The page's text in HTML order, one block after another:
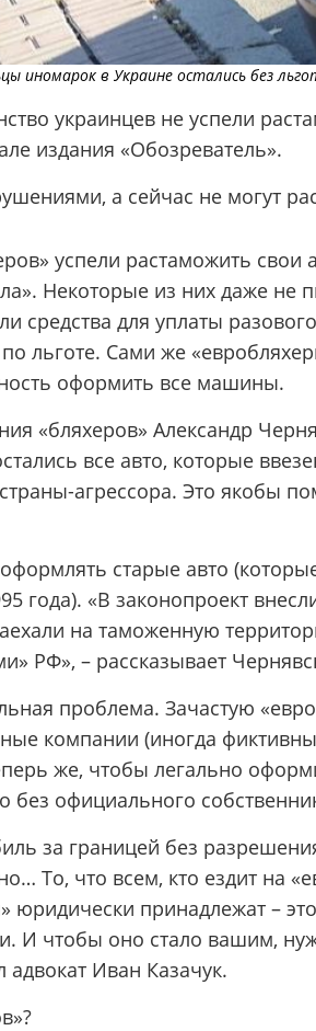
иномарок в Украине остались без
украинцев не успели
издания «Обозреватель».
а сейчас не могут
успели растаможить свои
Некоторые из них даже не
средства для уплаты
льготе. Сами же
оформить все машины.
«бляхеров» Александр
все авто, которые
агрессора. Это якобы
старые авто
года). «В законопроект
на таможенную
РФ», – рассказывает
проблема. Зачастую
компании (иногда
же, чтобы легально
без официального
за границей без
То, что всем, кто ездит на
юридически принадлежат –
И чтобы оно стало вашим,
адвокат Иван Казачук.